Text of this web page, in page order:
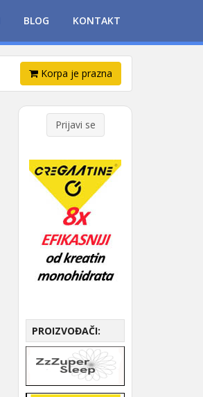
BLOG KONTAKT
Korpa je prazna
Prijavi se
PROIZVOĐAČI: